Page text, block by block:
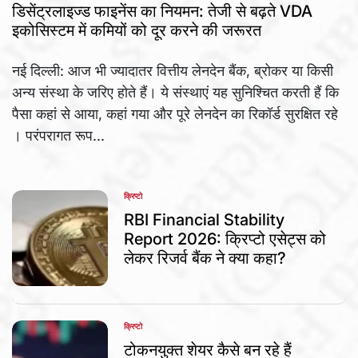
IN
डिसेंट्रलाइज्ड फाइनेंस का नियमन: तेजी से बढ़ते VDA
इकोसिस्टम में कमियों को दूर करने की जरूरत
नई दिल्ली: आज भी ज्यादातर वित्तीय लेनदेन बैंक, ब्रोकर या किसी
अन्य संस्था के जरिए होते हैं। ये संस्थाएं यह सुनिश्चित करती हैं कि
पैसा कहां से आया, कहां गया और पूरे लेनदेन का रिकॉर्ड सुरक्षित रहे
। परंपरागत रूप...
POSTED
IN
क्रिप्टो
RBI Financial Stability
Report 2026: क्रिप्टो एसेट्स को
लेकर रिजर्व बैंक ने क्या कहा?
POSTED
IN
क्रिप्टो
टोकनयुक्त शेयर कैसे बन रहे हैं